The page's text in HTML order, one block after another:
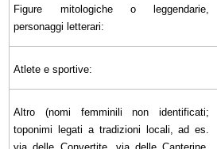
Figure mitologiche o leggendarie,
personaggi letterari:
Atlete e sportive:
Altro (nomi femminili non identificati;
toponimi legati a tradizioni locali, ad es.